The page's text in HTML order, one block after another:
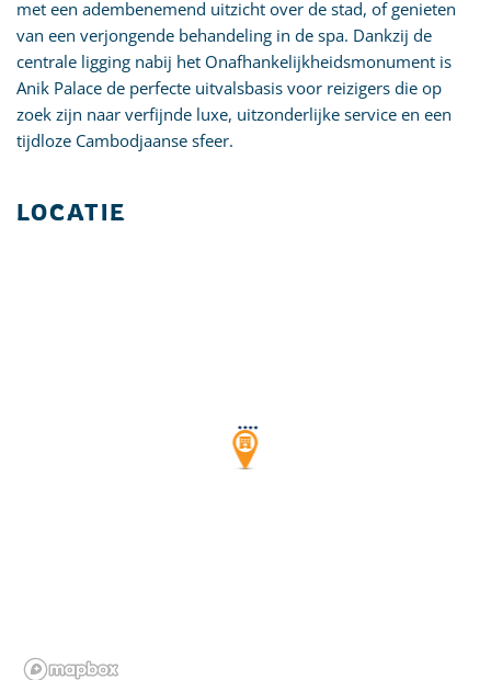
met een adembenemend uitzicht over de stad, of genieten
van een verjongende behandeling in de spa. Dankzij de
centrale ligging nabij het Onafhankelijkheidsmonument is
Anik Palace de perfecte uitvalsbasis voor reizigers die op
zoek zijn naar verfijnde luxe, uitzonderlijke service en een
tijdloze Cambodjaanse sfeer.
LOCATIE